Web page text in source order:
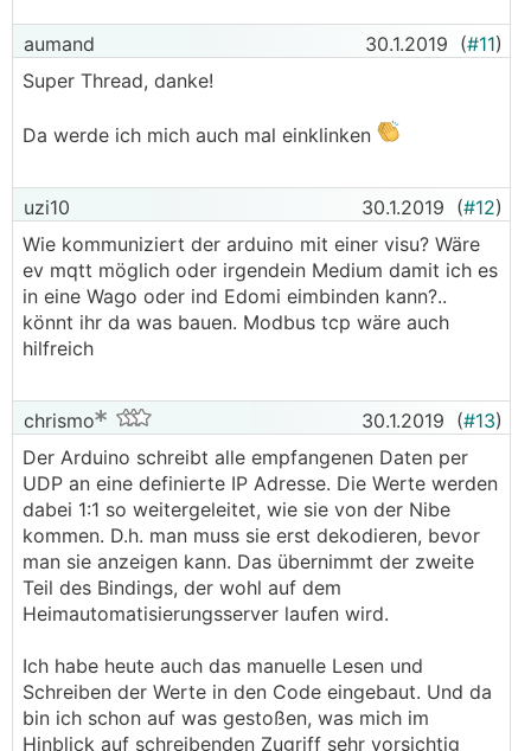
aumand 30.1.2019 (#11)
Super Thread, danke!
Da werde ich mich auch mal einklinken
uzi10 30.1.2019 (#12)
Wie kommuniziert der arduino mit einer visu? Wäre
ev mqtt möglich oder irgendein Medium damit ich es
in eine Wago oder ind Edomi eimbinden kann?..
könnt ihr da was bauen. Modbus tcp wäre auch
hilfreich
chrismo 30.1.2019 (#13)
Der Arduino schreibt alle empfangenen Daten per
UDP an eine definierte IP Adresse. Die Werte werden
dabei 1:1 so weitergeleitet, wie sie von der Nibe
kommen. D.h. man muss sie erst dekodieren, bevor
man sie anzeigen kann. Das übernimmt der zweite
Teil des Bindings, der wohl auf dem
Heimautomatisierungsserver laufen wird.
Ich habe heute auch das manuelle Lesen und
Schreiben der Werte in den Code eingebaut. Und da
bin ich schon auf was gestoßen, was mich im
Hinblick auf schreibenden Zugriff sehr vorsichtig